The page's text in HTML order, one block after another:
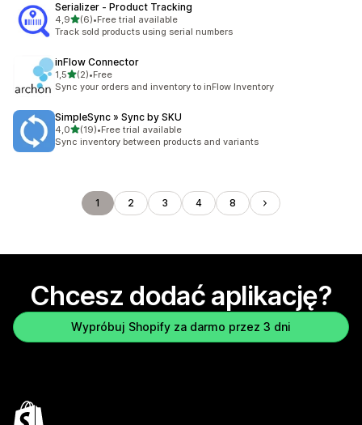
Serializer ‑ Product Tracking
4,9na 5 gwiazdek
(6)
Łączna liczba recenzji: 6
•Free trial available
Track sold products using serial numbers
inFlow Connector
1,5na 5 gwiazdek
(2)
Łączna liczba recenzji: 2
•Free
Sync your orders and inventory to inFlow Inventory
SimpleSync » Sync by SKU
4,0na 5 gwiazdek
(19)
Łączna liczba recenzji: 19
•Free trial available
Sync inventory between products and variants
1 2 3 4 8
Chcesz dodać aplikację?
Wypróbuj Shopify za darmo przez 3 dni